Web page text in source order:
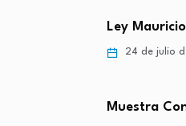
Ley
24 de julio
Muestra